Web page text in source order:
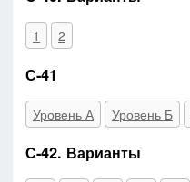
1 2
С-41
Уровень А Уровень Б
С-42. Варианты